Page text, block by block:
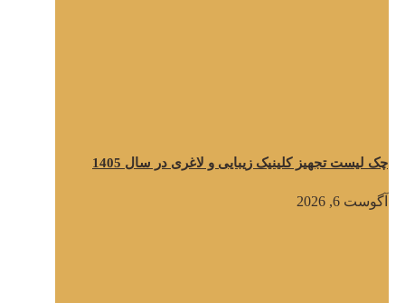
چک لیست تجهیز کلینیک زیبایی و لاغری در سال 1405
آگوست 6, 2026